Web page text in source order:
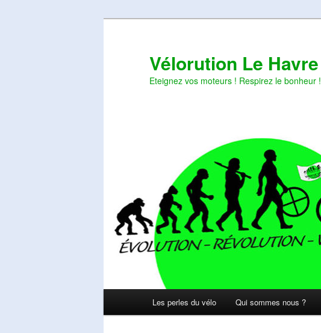
Vélorution Le Havre
Eteignez vos moteurs ! Respirez le bonheur !
Les perles du vélo Qui sommes nous ?